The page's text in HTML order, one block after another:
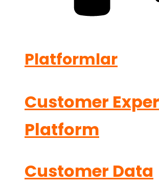
Platformlar
Customer
Platform
Customer Data